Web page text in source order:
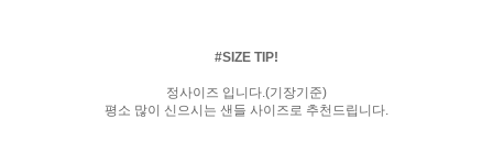
#SIZE TIP!
정사이즈 입니다.(기장기준)
평소 많이 신으시는 샌들 사이즈로 추천드립니다.